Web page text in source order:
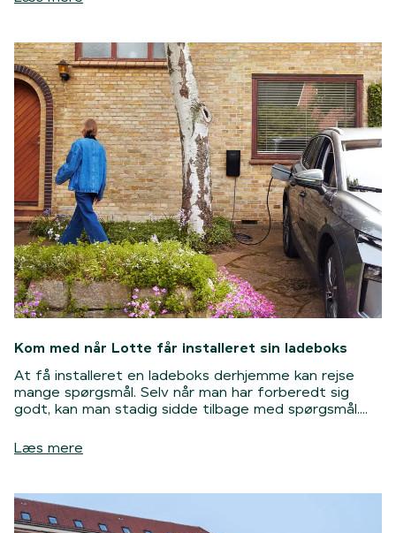
Kom med når Lotte får installeret sin ladeboks
At få installeret en ladeboks derhjemme kan rejse
mange spørgsmål. Selv når man har forberedt sig
godt, kan man stadig sidde tilbage med spørgsmål.
installationen til at se ud? Vi fulgte Lotte, da Clevers
installationspartnere kom på besøg for at installere
forhåbentligt svar på nogle af de spørgsmål, du selv
sidder med.
Læs mere